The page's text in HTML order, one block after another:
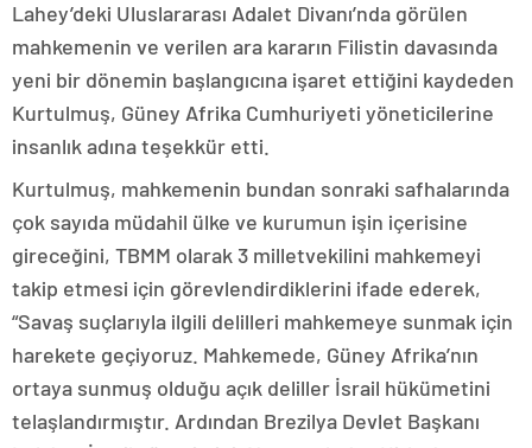
Lahey’deki Uluslararası Adalet Divanı’nda görülen
mahkemenin ve verilen ara kararın Filistin davasında
yeni bir dönemin başlangıcına işaret ettiğini kaydeden
Kurtulmuş, Güney Afrika Cumhuriyeti yöneticilerine
insanlık adına teşekkür etti.
Kurtulmuş, mahkemenin bundan sonraki safhalarında
çok sayıda müdahil ülke ve kurumun işin içerisine
gireceğini, TBMM olarak 3 milletvekilini mahkemeyi
takip etmesi için görevlendirdiklerini ifade ederek,
“Savaş suçlarıyla ilgili delilleri mahkemeye sunmak için
harekete geçiyoruz. Mahkemede, Güney Afrika’nın
ortaya sunmuş olduğu açık deliller İsrail hükümetini
telaşlandırmıştır. Ardından Brezilya Devlet Başkanı